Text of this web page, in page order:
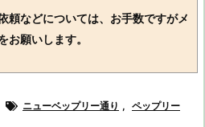
頼などについては、お手数ですがメ
お願いします。
ニューベップリー通り , ペップリー